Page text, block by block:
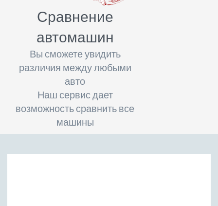
Сравнение
автомашин
Вы сможете увидить
различия между любыми
авто
Наш сервис дает
возможность сравнить все
машины